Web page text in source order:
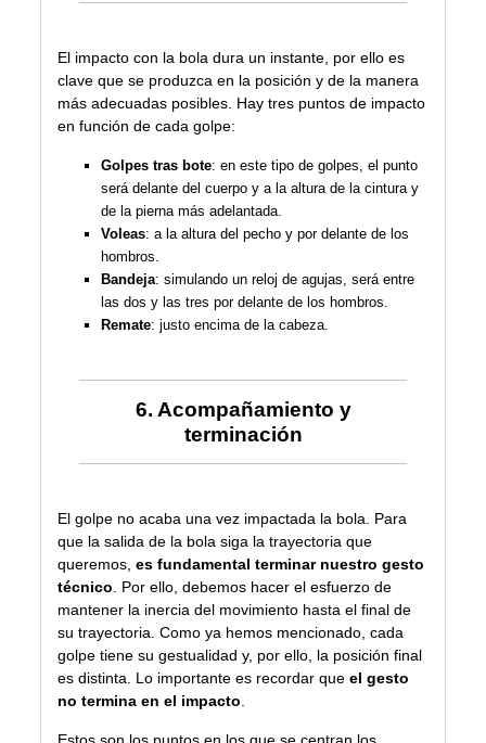
El impacto con la bola dura un instante, por ello es
clave que se produzca en la posición y de la manera
más adecuadas posibles. Hay tres puntos de impacto
en función de cada golpe:
Golpes tras bote: en este tipo de golpes, el punto
será delante del cuerpo y a la altura de la cintura y
de la pierna más adelantada.
Voleas: a la altura del pecho y por delante de los
hombros.
Bandeja: simulando un reloj de agujas, será entre
las dos y las tres por delante de los hombros.
Remate: justo encima de la cabeza.
6. Acompañamiento y
terminación
El golpe no acaba una vez impactada la bola. Para
que la salida de la bola siga la trayectoria que
queremos,es fundamental terminar nuestro gesto
técnico . Por ello, debemos hacer el esfuerzo de
mantener la inercia del movimiento hasta el final de
su trayectoria. Como ya hemos mencionado, cada
golpe tiene su gestualidad y, por ello, la posición final
es distinta. Lo importante es recordar queel gesto
no termina en el impacto